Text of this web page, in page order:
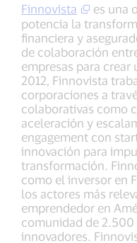
Finnovista
es una
potencia la
financiera y
de colaboración
empresas para crear
2012, Finnovista
corporaciones a
colaborativas como
aceleración y
engagement con
innovación para
transformación.
como el inversor en
los actores más
emprendedor en
comunidad de
innovadores.